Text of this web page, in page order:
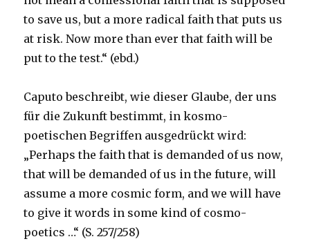
to save us, but a more radical faith that puts us
at risk. Now more than ever that faith will be
put to the test.“ (ebd.)
Caputo beschreibt, wie dieser Glaube, der uns
für die Zukunft bestimmt, in kosmo-
poetischen Begriffen ausgedrückt wird:
„Perhaps the faith that is demanded of us now,
that will be demanded of us in the future, will
assume a more cosmic form, and we will have
to give it words in some kind of cosmo-
poetics …“ (S. 257/258)